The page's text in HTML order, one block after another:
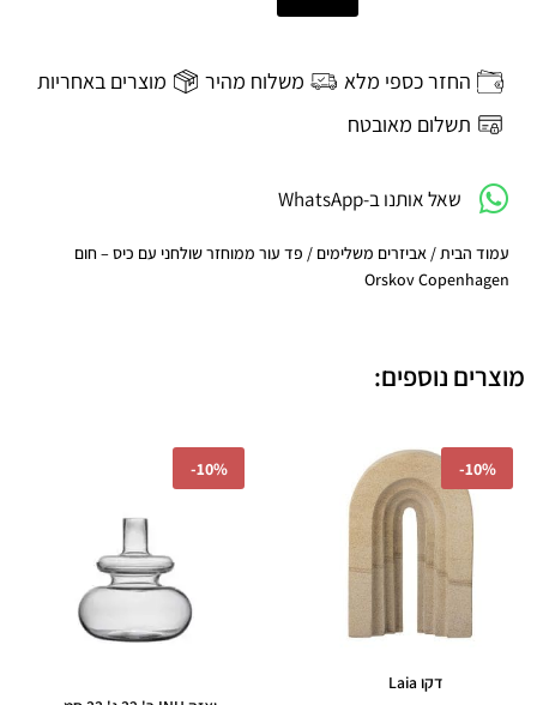
עמוד הבית/ אביזרים משלימים / פד עור ממוחזר שולחני עם כיס – חום
Orskov Copenhagen
ממוחזר
שולחני
עם
חום
Copenhagen
החזר כספי מלא משלוח מהיר
מוצרים באחריות
תשלום מאובטח
שאל אותנו ב-WhatsApp
מוצרים נוספים:
10%
-
דקו Laia
המחיר
המקורי
היה:
₪299.00.
10%
-
₪895.00.